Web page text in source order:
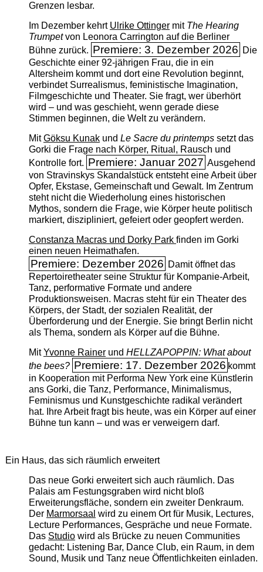
Grenzen lesbar.
Im Dezember kehrt Ulrike Ottingermit The ­Hearing
Trumpetvon Leonora Carrington auf die Berliner
Bühne zurück. Premiere: 3. Dezember 2026 Die
Geschichte einer 92-jährigen Frau, die in ein
Altersheim kommt und dort eine Revolution beginnt,
verbindet Surrealismus, feministische Imagination,
Filmgeschichte und Theater. Sie fragt, wer überhört
wird – und was geschieht, wenn gerade diese
Stimmen beginnen, die Welt zu verändern.
MitGöksu Kunakund Le Sacre du printempssetzt das
Gorki die Frage nach Körper, Ritual, Rausch und
Kontrolle fort. Premiere: Januar 2027 Ausgehend
von Stravinskys Skandalstück entsteht eine Arbeit über
Opfer, Ekstase, Gemeinschaft und Gewalt. Im Zentrum
steht nicht die Wiederholung eines historischen
Mythos, sondern die Frage, wie Körper heute politisch
markiert, diszipliniert, gefeiert oder geopfert werden.
Constanza Macras und Dorky Park finden im Gorki
einen neuen Heimathafen.
Premiere: Dezember 2026 Damit öffnet das
Repertoiretheater seine Struktur für Kompanie-Arbeit,
Tanz, performative Formate und andere
Produktionsweisen. Macras steht für ein Theater des
Körpers, der Stadt, der sozialen Realität, der
Überforderung und der Energie. Sie bringt Berlin nicht
als Thema, sondern als Körper auf die Bühne.
MitYvonne Rainerund HELLZAPOPPIN: What about
the bees? Premiere: 17. Dezember 2026 kommt
in Kooperation mit Performa New York eine Künstlerin
ans Gorki, die Tanz, Performance, Minimalismus,
Feminismus und Kunstgeschichte radikal verändert
hat. Ihre Arbeit fragt bis heute, was ein Körper auf einer
Bühne tun kann – und was er verweigern darf.
Ein Haus, das sich räumlich erweitert
Das neue Gorki erweitert sich auch räumlich. Das
Palais am Festungsgraben wird nicht bloß
Erweiterungsfläche, sondern ein zweiter Denkraum.
Der Marmorsaal wird zu einem Ort für Musik, Lectures,
Lecture Performances, Gespräche und neue Formate.
Das Studiowird als Brücke zu neuen Communities
gedacht: Listening Bar, Dance Club, ein Raum, in dem
Sound, Musik und Tanz neue Öffentlichkeiten einladen.